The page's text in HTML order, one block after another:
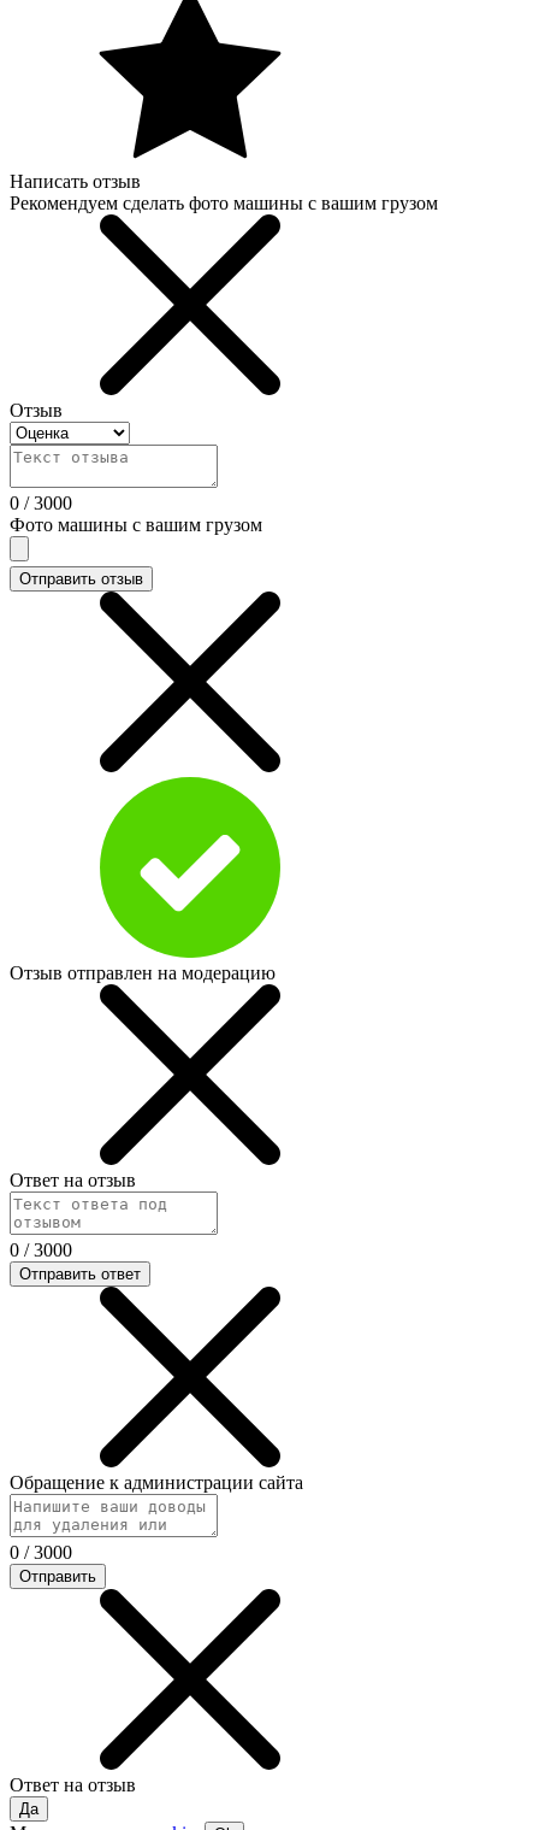
Написать отзыв
Рекомендуем сделать фото машины с вашим грузом
Отзыв
0 /3000
Фото машины с вашим грузом
Отправить отзыв
Отзыв отправлен на модерацию
Ответ на отзыв
0 /3000
Отправить ответ
Обращение к администрации сайта
0 /3000
Отправить
Ответ на отзыв
Да